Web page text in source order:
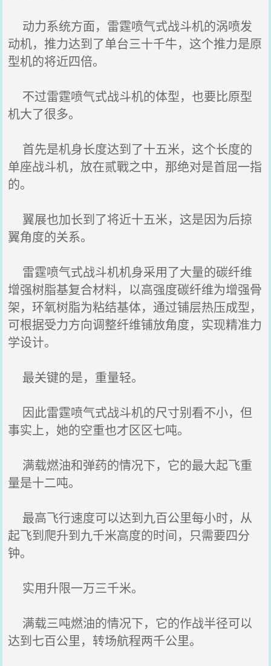
动力系统方面，雷霆喷气式战斗机的涡喷发
动机，推力达到了单台三十千牛，这个推力是原
型机的将近四倍。
不过雷霆喷气式战斗机的体型，也要比原型
机大了很多。
首先是机身长度达到了十五米，这个长度的
单座战斗机，放在贰戰之中，那绝对是首屈一指
的。
翼展也加长到了将近十五米，这是因为后掠
翼角度的关系。
雷霆喷气式战斗机机身采用了大量的碳纤维
增强树脂基复合材料，以高强度碳纤维为增强骨
架，环氧树脂为粘结基体，通过铺层热压成型，
可根据受力方向调整纤维铺放角度，实现精准力
学设计。
最关键的是，重量轻。
因此雷霆喷气式战斗机的尺寸别看不小，但
事实上，她的空重也才区区七吨。
满载燃油和弹药的情况下，它的最大起飞重
量是十二吨。
最高飞行速度可以达到九百公里每小时，从
起飞到爬升到九千米高度的时间，只需要四分
钟。
实用升限一万三千米。
满载三吨燃油的情况下，它的作战半径可以
达到七百公里，转场航程两千公里。